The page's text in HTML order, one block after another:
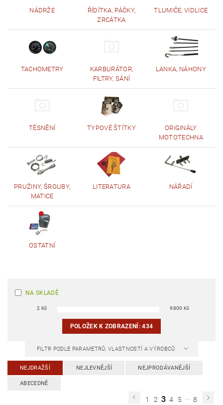
NÁDRŽE
ŘÍDÍTKA, PÁČKY,
ZRCÁTKA
TLUMIČE, VIDLICE
TACHOMETRY
KARBURÁTOR,
FILTRY, SÁNÍ
LANKA, NÁHONY
TĚSNĚNÍ TYPOVÉ ŠTÍTKY
ORIGINÁLY
MOTOTECHNA
PRUŽINY, ŠROUBY,
MATICE
LITERATURA NÁŘADÍ
OSTATNÍ
NA SKLADĚ
2 Kč 9800 Kč
POLOŽEK K ZOBRAZENÍ:434
FILTR PODLE PARAMETRŮ, VLASTNOSTÍ A VÝROBCŮ
NEJDRAŽŠÍ NEJLEVNĚJŠÍ NEJPRODÁVANĚJŠÍ
ABECEDNĚ
1 2 3 4 5 ... 8